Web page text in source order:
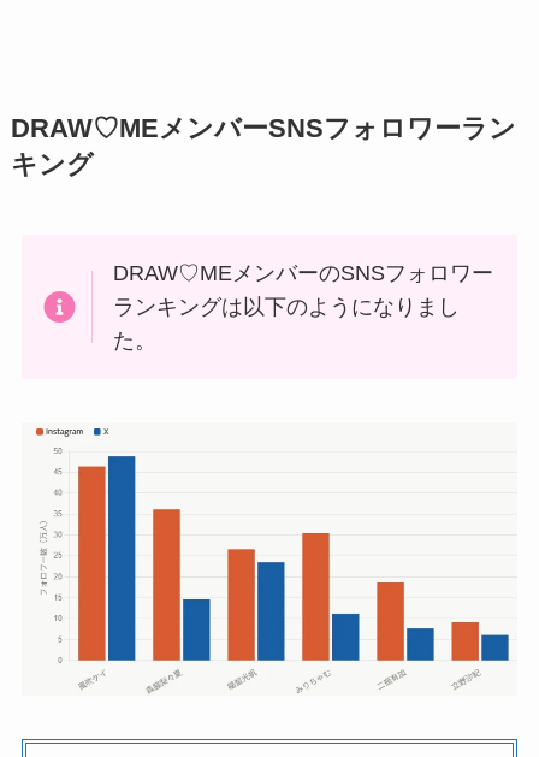
DRAW♡MEメンバーSNSフォロワーラン
キング
DRAW♡MEメンバーのSNSフォロワー
ランキングは以下のようになりまし
た。